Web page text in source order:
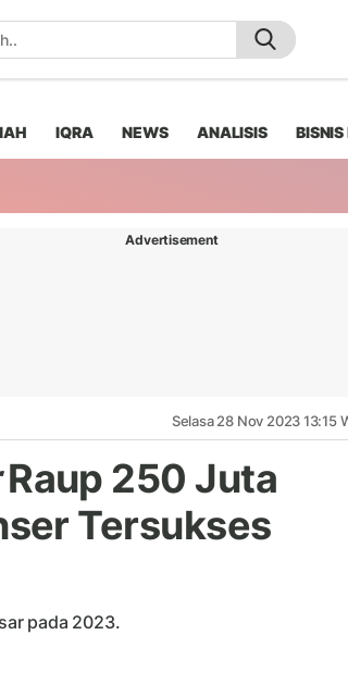
IQRA NEWS ANALISIS
Advertisement
Selasa 28 Nov 2023 13:15
Raup 250 Juta
Tersukses
pada 2023.